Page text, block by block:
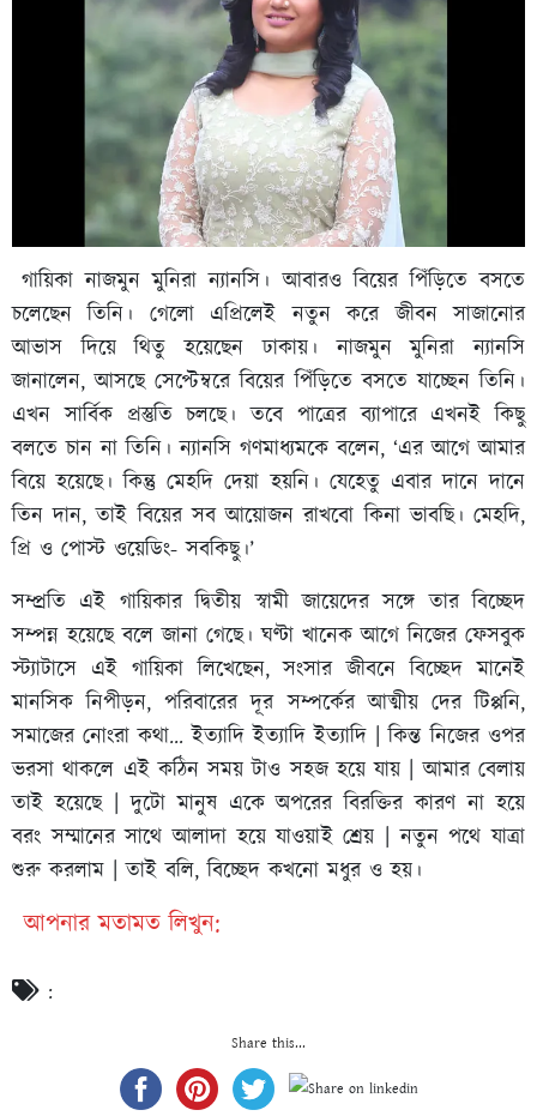
গায়িকা নাজমুন মুনিরা ন্যানসি। আবারও বিয়ের পিঁড়িতে বসতে
চলেছেন তিনি। গেলো এপ্রিলেই নতুন করে জীবন সাজানোর
আভাস দিয়ে থিতু হয়েছেন ঢাকায়। নাজমুন মুনিরা ন্যানসি
জানালেন, আসছে সেপ্টেম্বরে বিয়ের পিঁড়িতে বসতে যাচ্ছেন তিনি।
এখন সার্বিক প্রস্তুতি চলছে। তবে পাত্রের ব্যাপারে এখনই কিছু
বলতে চান না তিনি। ন্যানসি গণমাধ্যমকে বলেন, ‘এর আগে আমার
বিয়ে হয়েছে। কিন্তু মেহদি দেয়া হয়নি। যেহেতু এবার দানে দানে
তিন দান, তাই বিয়ের সব আয়োজন রাখবো কিনা ভাবছি। মেহদি,
প্রি ও পোস্ট ওয়েডিং- সবকিছু।’
সম্প্রতি এই গায়িকার দ্বিতীয় স্বামী জায়েদের সঙ্গে তার বিচ্ছেদ
সম্পন্ন হয়েছে বলে জানা গেছে। ঘণ্টা খানেক আগে নিজের ফেসবুক
স্ট্যাটাসে এই গায়িকা লিখেছেন, সংসার জীবনে বিচ্ছেদ মানেই
মানসিক নিপীড়ন, পরিবারের দূর সম্পর্কের আত্মীয় দের টিপ্পনি,
সমাজের নোংরা কথা… ইত্যাদি ইত্যাদি ইত্যাদি | কিন্ত নিজের ওপর
ভরসা থাকলে এই কঠিন সময় টাও সহজ হয়ে যায় | আমার বেলায়
তাই হয়েছে | দুটো মানুষ একে অপরের বিরক্তির কারণ না হয়ে
বরং সম্মানের সাথে আলাদা হয়ে যাওয়াই শ্রেয় | নতুন পথে যাত্রা
শুরু করলাম | তাই বলি, বিচ্ছেদ কখনো মধুর ও হয়।
আপনার মতামত লিখুন:
:
Share this...